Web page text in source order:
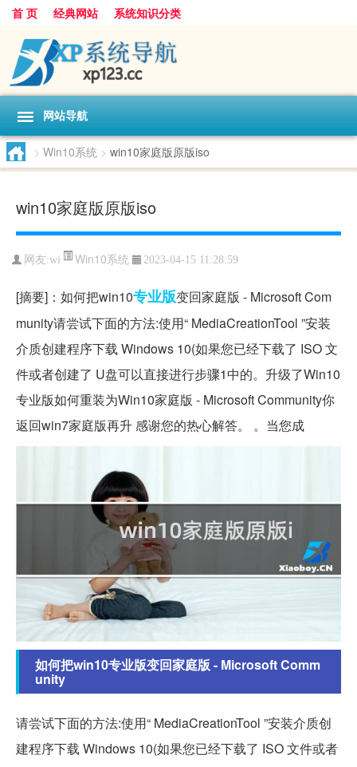
首 页 经典网站 系统知识分类
网站导航
> Win10系统 > win10家庭版原版iso
win10家庭版原版iso
网友:wi Win10系统 2023-04-15 11:28:59
[摘要]：如何把win10专业版变回家庭版 - Microsoft Com
munity请尝试下面的方法:使用“ MediaCreationTool ”安装
介质创建程序下载 Windows 10(如果您已经下载了 ISO 文
件或者创建了 U盘可以直接进行步骤1中的。升级了Win10
专业版如何重装为Win10家庭版 - Microsoft Community你
返回win7家庭版再升 感谢您的热心解答。 。当您成
如何把win10专业版变回家庭版 - Microsoft Comm
unity
请尝试下面的方法:使用“ MediaCreationTool ”安装介质创
建程序下载 Windows 10(如果您已经下载了 ISO 文件或者